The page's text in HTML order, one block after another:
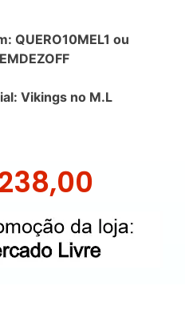
QUERO10MEL1 ou
Vikings no M.L